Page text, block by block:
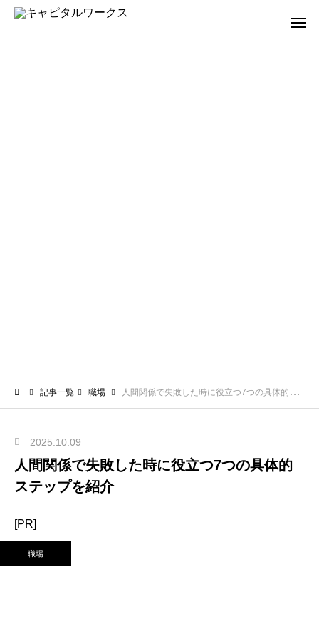
記事一覧 職場 人間関係で失敗した時に役立つ7つの具体的ステップを紹介
2025.10.09
人間関係で失敗した時に役立つ7つの具体的
ステップを紹介
[PR]
職場